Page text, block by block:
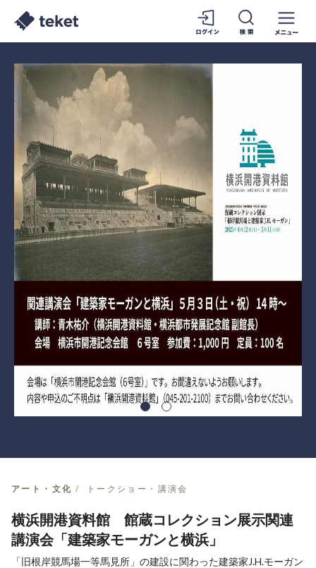
アート・文化 トークショー・講演会
横浜開港資料館 館蔵コレクション展示関連
講演会「建築家モーガンと横浜」
「旧根岸競馬場一等馬見所」の建設に関わった建築家J.H.モーガン